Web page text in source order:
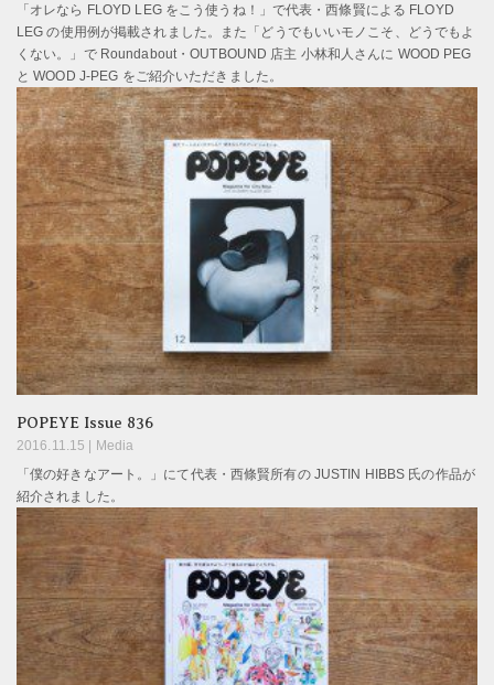
「オレなら FLOYD LEG をこう使うね！」で代表・西條賢による FLOYD
LEG の使用例が掲載されました。また「どうでもいいモノこそ、どうでもよ
くない。」で Roundabout・OUTBOUND 店主 小林和人さんに WOOD PEG
と WOOD J-PEG をご紹介いただきました。
POPEYE Issue 836
2016.11.15 | Media
「僕の好きなアート。」にて代表・西條賢所有の JUSTIN HIBBS 氏の作品が
紹介されました。